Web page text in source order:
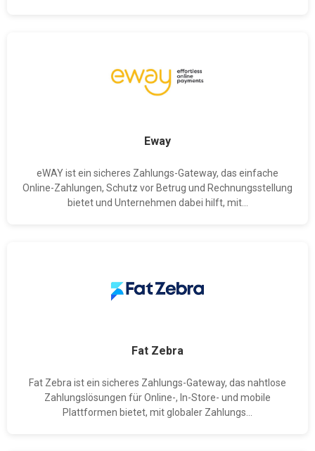
Eway
eWAY ist ein sicheres Zahlungs-Gateway, das einfache
Online-Zahlungen, Schutz vor Betrug und Rechnungsstellung
bietet und Unternehmen dabei hilft, mit...
Fat Zebra
Fat Zebra ist ein sicheres Zahlungs-Gateway, das nahtlose
Zahlungslösungen für Online-, In-Store- und mobile
Plattformen bietet, mit globaler Zahlungs...